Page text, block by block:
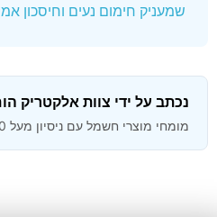
שמעניק חימום נעים וחיסכון
נכתב על ידי צוות אלקטריק
מומחי מוצרי חשמל עם ניסיון מעל 10 שנים.